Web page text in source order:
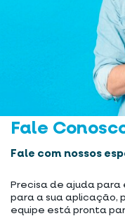
Fale
Fale com nossos
Precisa de ajuda para
para a sua aplicação,
equipe está pronta